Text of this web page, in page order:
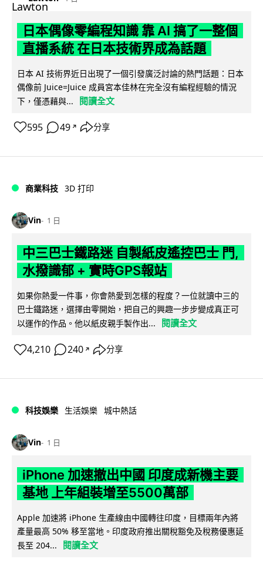
日本偶像零編程知識 靠 AI 搞了一整個
直播系統 在日本技術界成為話題
日本 AI 技術界近日出現了一個引發廣泛討論的熱門話題：日本
偶像前 Juice=Juice 成員宮本佳林在完全沒有編程經驗的情況
下，僅憑藉與...
閱讀全文
595 49 ↗ 分享
商業科技 3D 打印
Vin 1 日
中三巴士鐵路迷 自製紙皮遙控巴士 門,
水撥識郁 + 實時GPS報站
如果你熱愛一件事，你會熱愛到怎樣的程度？一位就讀中三的
巴士鐵路迷，選擇由零開始，把自己的興趣一步步變成真正可
以運作的作品。他以紙皮親手製作出...
閱讀全文
4,210 240 ↗ 分享
科技娛樂 生活娛樂 城中熱話
Vin 1 日
iPhone 加速撤出中國 印度成新機主要
基地 上年組裝增至5500萬部
Apple 加速將 iPhone 生產線由中國轉往印度，目標兩年內將
產量最高 50% 移至當地。印度政府推出關稅豁免及稅務優惠延
長至 204...
閱讀全文